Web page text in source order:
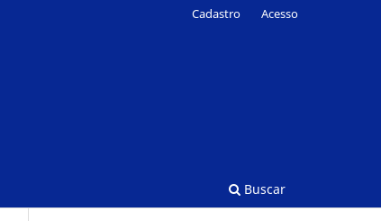
Buscar
Cadastro Acesso